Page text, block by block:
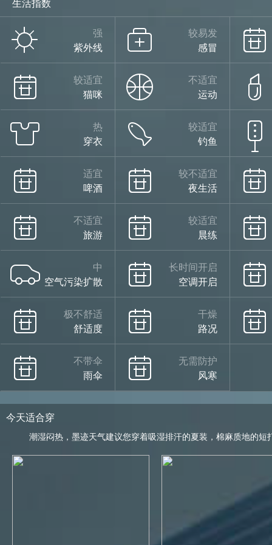
生活指数
强
紫外线
较易发
感冒
较适宜
猫咪
不适宜
运动
热
穿衣
较适宜
钓鱼
适宜
啤酒
较不适宜
夜生活
不适宜
旅游
较适宜
晨练
中
空气污染扩散
长时间开启
空调开启
极不舒适
舒适度
干燥
路况
不带伞
雨伞
无需防护
风寒
今天适合穿
潮湿闷热，墨迹天气建议您穿着吸湿排汗的夏装，棉麻质地的短